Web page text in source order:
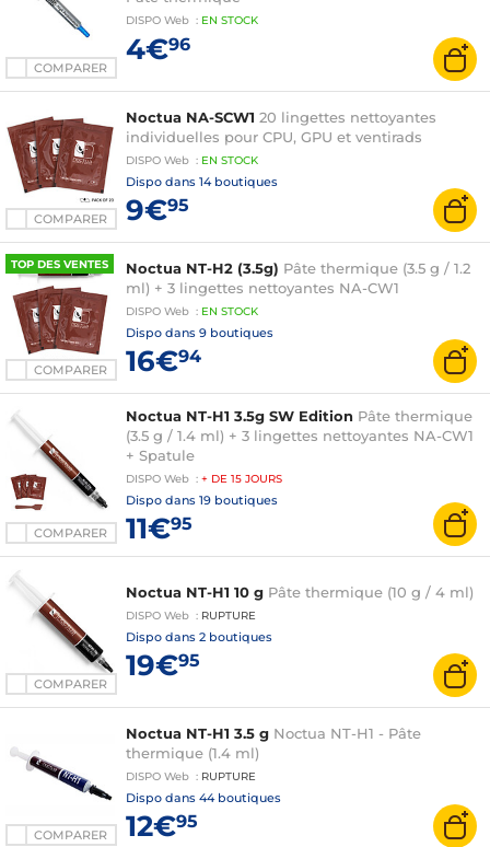
COMPARER
DISPO Web : EN STOCK
4€96
COMPARER
Noctua NA-SCW1 20 lingettes nettoyantes
individuelles pour CPU, GPU et ventirads
DISPO Web : EN STOCK
Dispo dans 14 boutiques
9€95
TOP DES VENTES
COMPARER
Noctua NT-H2 (3.5g) Pâte thermique (3.5 g / 1.2
ml) + 3 lingettes nettoyantes NA-CW1
DISPO Web : EN STOCK
Dispo dans 9 boutiques
16€94
COMPARER
Noctua NT-H1 3.5g SW Edition Pâte thermique
(3.5 g / 1.4 ml) + 3 lingettes nettoyantes NA-CW1
+ Spatule
DISPO Web : + DE 15 JOURS
Dispo dans 19 boutiques
11€95
COMPARER
Noctua NT-H1 10 g Pâte thermique (10 g / 4 ml)
DISPO Web : RUPTURE
Dispo dans 2 boutiques
19€95
COMPARER
Noctua NT-H1 3.5 g Noctua NT-H1 - Pâte
thermique (1.4 ml)
DISPO Web : RUPTURE
Dispo dans 44 boutiques
12€95